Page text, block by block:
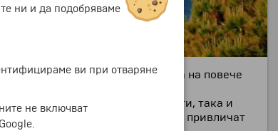
ривиерата се простира на повече
Леванте и други.
исторически забележителности, така и
фестивали
, привличат
ни и да подобряваме
ви при отваряне
не включват